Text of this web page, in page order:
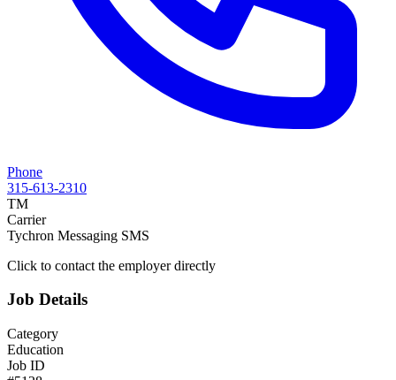
Phone
315-613-2310
TM
Carrier
Tychron Messaging SMS
Click to contact the employer directly
Job Details
Category
Education
Job ID